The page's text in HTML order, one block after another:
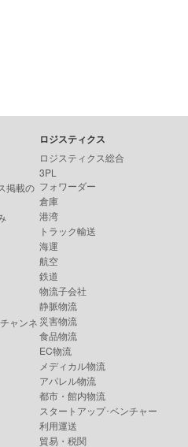
掲載の
ャンネ
ロジスティクス
ロジスティクス総合
3PL
フォワーダー
倉庫
港湾
トラック輸送
海運
航空
鉄道
物流子会社
静脈物流
災害物流
食品物流
EC物流
メディカル物流
アパレル物流
都市・館内物流
スタートアップ･ベンチャー
利用運送
貿易・税関